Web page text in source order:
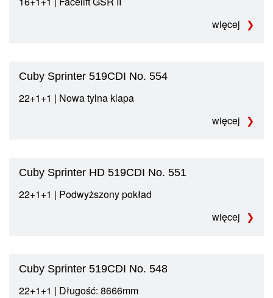
więcej
Cuby Sprinter 519CDI No. 554
22+1+1 | Nowa tylna klapa
więcej
Cuby Sprinter HD 519CDI No. 551
22+1+1 | Podwyższony pokład
więcej
Cuby Sprinter 519CDI No. 548
22+1+1 | Długość: 8666mm